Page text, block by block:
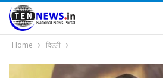
Home दिल्ली